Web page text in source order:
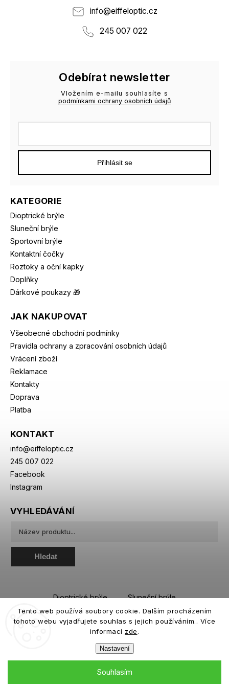
Tento web používá soubory cookie. Dalším procházením
tohoto webu vyjadřujete souhlas s jejich používáním.. Více
informací zde.
Nastavení
Souhlasím
info@eiffeloptic.cz
245 007 022
KATEGORIE
Dioptrické brýle
Sluneční brýle
Sportovní brýle
Kontaktní čočky
Roztoky a oční kapky
Doplňky
Dárkové poukazy 🎁
JAK NAKUPOVAT
Všeobecné obchodní podmínky
Pravidla ochrany a zpracování osobních údajů
Vrácení zboží
Reklamace
Kontakty
Doprava
Platba
KONTAKT
info@eiffeloptic.cz
245 007 022
Facebook
Instagram
Odebírat newsletter
Vložením e-mailu souhlasíte s
podmínkami ochrany osobních údajů
Přihlásit se
VYHLEDÁVÁNÍ
Hledat
Dioptrické brýle
Sluneční brýle
Sportovní brýle
Kontaktní čočky
Roztoky a oční kapky